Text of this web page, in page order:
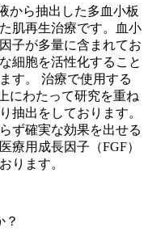
から抽出した多血小板
肌再生治療です。血小
子が多量に含まれてお
細胞を活性化すること
す。 治療で使用する
にわたって研究を重ね
抽出をしております。
ず確実な効果を出せる
療用成長因子（FGF）
ります。
？